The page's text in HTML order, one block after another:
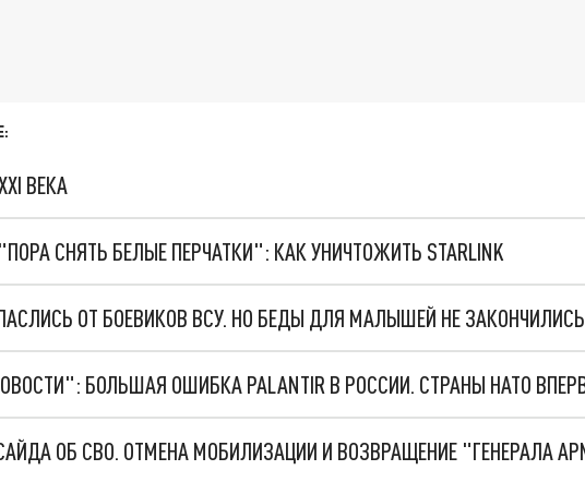
ВЕКА
СНЯТЬ БЕЛЫЕ ПЕРЧАТКИ": КАК УНИЧТОЖИТЬ STARLINK
ОТ БОЕВИКОВ ВСУ. НО БЕДЫ ДЛЯ МАЛЫШЕЙ НЕ ЗАКОНЧИЛИСЬ